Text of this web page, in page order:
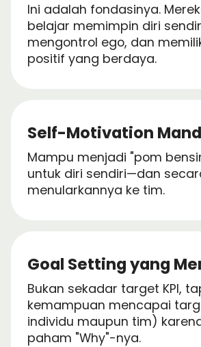
Ini adalah fondasinya.
belajar memimpin diri
mengontrol ego, dan
positif yang berdaya.
Self-Motivation
Mampu menjadi "pom
untuk diri sendiri—dan
menularkannya ke tim.
Goal Setting yang
Bukan sekadar target KPI,
kemampuan mencapai
individu maupun tim)
paham "Why"-nya.